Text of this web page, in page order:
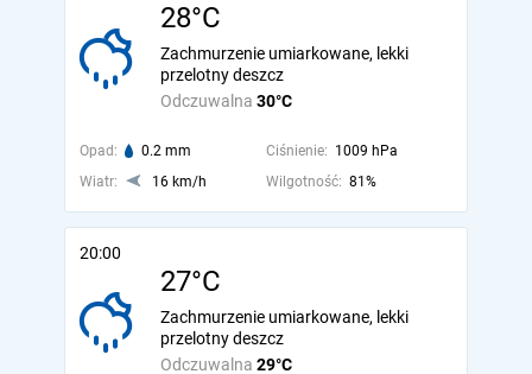
28°C
Odczuwalna 30°C
Zachmurzenie umiarkowane, lekki
przelotny deszcz
Opad: 0.2 mm Ciśnienie: 1009 hPa
Wiatr:
16 km/h Wilgotność: 81%
20:00
27°C
Odczuwalna 29°C
Zachmurzenie umiarkowane, lekki
przelotny deszcz